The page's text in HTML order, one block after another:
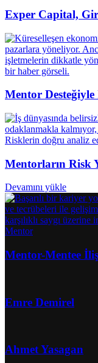
Exper Capital,
Mentor Desteğiyle
Mentorların Risk
Devamını yükle
Mentor
Mentor-Mentee
Emre Demirel
Ahmet Yasagan